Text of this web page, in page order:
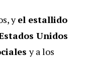
yel estallido
Unidos
y a los